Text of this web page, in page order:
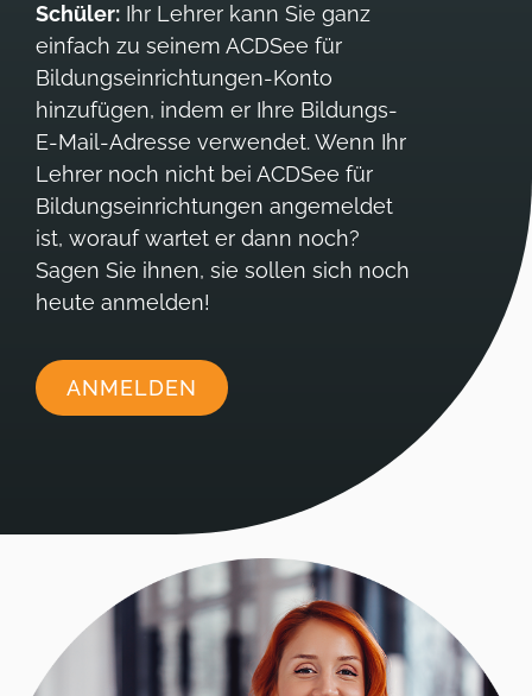
Schüler:Ihr Lehrer kann Sie ganz
einfach zu seinem ACDSee für
Bildungseinrichtungen-Konto
hinzufügen, indem er Ihre Bildungs-
E-Mail-Adresse verwendet. Wenn Ihr
Lehrer noch nicht bei ACDSee für
Bildungseinrichtungen angemeldet
ist, worauf wartet er dann noch?
Sagen Sie ihnen, sie sollen sich noch
heute anmelden!
ANMELDEN